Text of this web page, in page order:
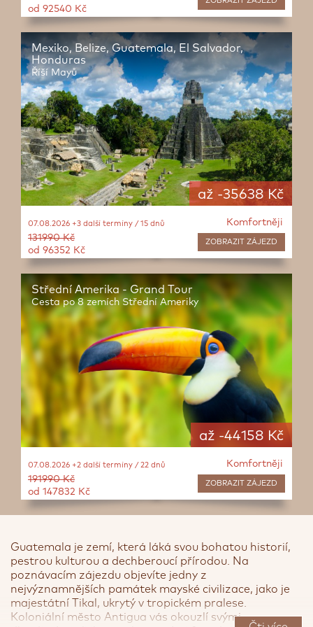
od 92540 Kč
až -35638 Kč
Mexiko, Belize, Guatemala, El Salvador,
Honduras
Říší Mayů
Komfortněji
ZOBRAZIT ZÁJEZD
07.08.2026 +3 další termíny / 15 dnů
131990 Kč
od 96352 Kč
až -44158 Kč
Střední Amerika - Grand Tour
Cesta po 8 zemích Střední Ameriky
Komfortněji
ZOBRAZIT ZÁJEZD
07.08.2026 +2 další termíny / 22 dnů
191990 Kč
od 147832 Kč
< >
Guatemala je zemí, která láká svou bohatou historií,
pestrou kulturou a dechberoucí přírodou. Na
poznávacím zájezdu objevíte jedny z
nejvýznamnějších památek mayské civilizace, jako je
majestátní Tikal, ukrytý v tropickém pralese.
Koloniální město Antigua vás okouzlí svými